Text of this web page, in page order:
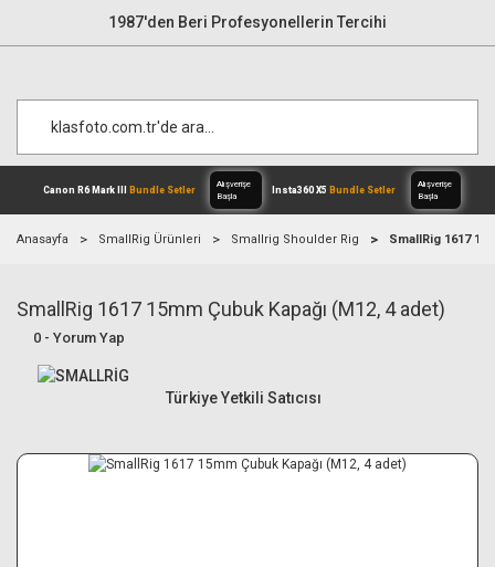
1987'den Beri Profesyonellerin Tercihi
Canon R6 Mark IIIBundle Setler
Alışverişe
Anasayfa SmallRig Ürünleri Smallrig Shoulder Rig SmallRig 1617
SmallRig 1617 15mm Çubuk Kapağı (M12, 4 adet)
0 - Yorum Yap
Türkiye Yetkili Satıcısı